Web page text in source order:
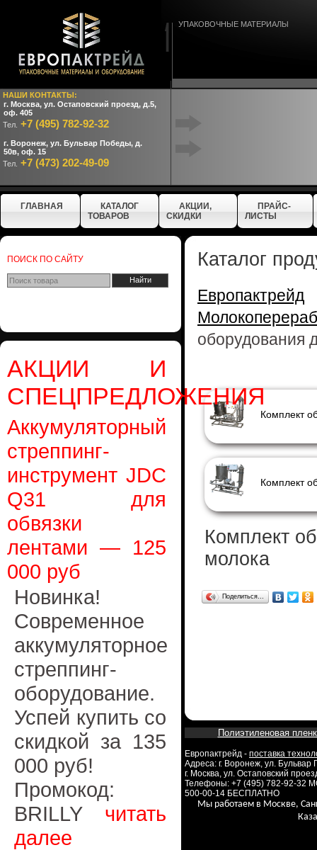
НАШИ КОНТАКТЫ:
г. Москва, ул. Остаповский проезд, д.5,
оф. 405
Тел. +7 (495) 782-92-32
г. Воронеж, ул. Бульвар Победы, д.
50в, оф. 15
Тел. +7 (473) 202-49-09
УПАКОВОЧНЫЕ МАТЕРИАЛЫ
ГЛАВНАЯ
КАТАЛОГ
ТОВАРОВ
АКЦИИ,
СКИДКИ
ПРАЙС-
ЛИСТЫ
ПОИСК ПО САЙТУ
АКЦИИ И
СПЕЦПРЕДЛОЖЕНИЯ
Аккумуляторный
стреппинг-
инструмент JDC
Q31 для
обвязки
лентами — 125
000 руб
Новинка!
Современное
аккумуляторное
стреппинг-
оборудование.
Успей купить со
скидкой за 135
000 руб!
Промокод:
BRILLY читать
далее
Каталог
Европактрейд
оборудования
Комплект
молока
Поделиться…
Полиэтиленовая
Европактрейд - поставка
Адреса: г. Воронеж, ул.
г. Москва, ул. Остаповский
Телефоны: +7 (495) 782-92-32
500-00-14 БЕСПЛАТНО
Мы работаем в Москве,